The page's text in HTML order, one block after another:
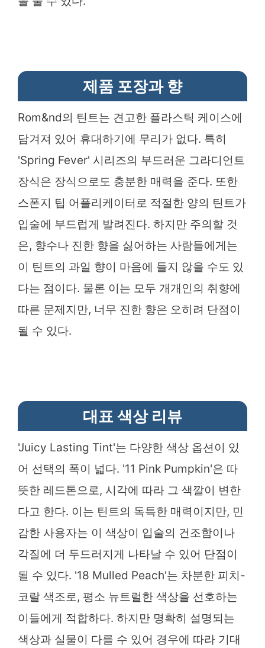
제품 포장과 향
Rom&nd의 틴트는 견고한 플라스틱 케이스에
담겨져 있어 휴대하기에 무리가 없다. 특히
'Spring Fever' 시리즈의 부드러운 그라디언트
장식은 장식으로도 충분한 매력을 준다. 또한
스폰지 팁 어플리케이터로 적절한 양의 틴트가
입술에 부드럽게 발려진다. 하지만 주의할 것
은, 향수나 진한 향을 싫어하는 사람들에게는
이 틴트의 과일 향이 마음에 들지 않을 수도 있
다는 점이다. 물론 이는 모두 개개인의 취향에
따른 문제지만, 너무 진한 향은 오히려 단점이
될 수 있다.
대표 색상 리뷰
'Juicy Lasting Tint'는 다양한 색상 옵션이 있
어 선택의 폭이 넓다. '11 Pink Pumpkin'은 따
뜻한 레드톤으로, 시각에 따라 그 색깔이 변한
다고 한다. 이는 틴트의 독특한 매력이지만, 민
감한 사용자는 이 색상이 입술의 건조함이나
각질에 더 두드러지게 나타날 수 있어 단점이
될 수 있다. '18 Mulled Peach'는 차분한 피치-
코랄 색조로, 평소 뉴트럴한 색상을 선호하는
이들에게 적합하다. 하지만 명확히 설명되는
색상과 실물이 다를 수 있어 경우에 따라 기대